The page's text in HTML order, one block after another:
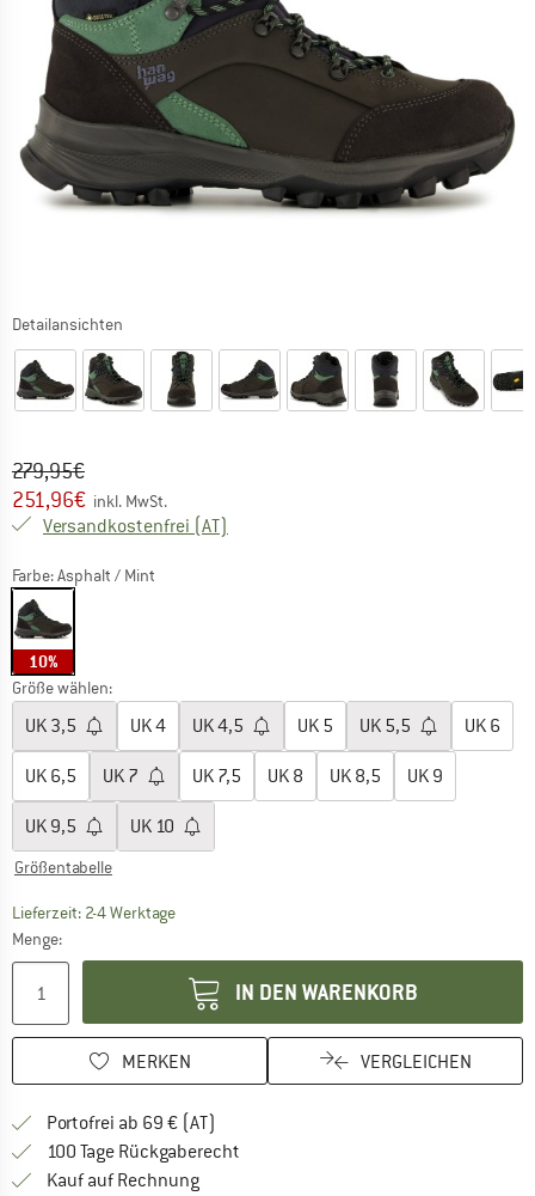
Detailansichten
Ursprünglicher Preis :
279,95€
Preis:
251,96€ inkl. MwSt.
Versandkostenfrei (AT)
Farbe:Asphalt / Mint
10%
Größe wählen:
UK 3,5 UK4 UK4,5 UK 5 UK 5,5 UK 6
UK 6,5 UK 7 UK 7,5 UK 8 UK 8,5 UK 9
UK 9,5 UK 10
Größentabelle
Lieferzeit: 2-4 WerktageDer Link öffnet sich in einer Infobox und
Menge:
IN DEN WARENKORB
MERKEN VERGLEICHEN
Portofrei ab 69 € (AT)
100 Tage Rückgaberecht
Kauf auf RechnungFinde die Zahlungs-Infos hier! Öffnet